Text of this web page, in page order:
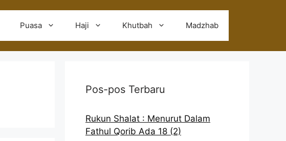
Puasa Haji Khutbah Madzhab
Pos-pos Terbaru
Rukun Shalat : Menurut Dalam
Fathul Qorib Ada 18 (2)